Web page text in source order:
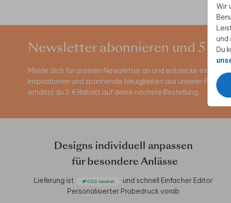
Wir
und
Du
Newsletter abonnieren und 5 €
Melde dich für unseren Newsletter an und entdecke
Inspirationen und spannende Neuigkeiten aus unserer
erhältst du 5 € Rabatt auf deine nächste Bestellung.
Designs individuell anpassen
für besondere Anlässe
Lieferung ist und schnell Einfacher Editor
Personalisierter Probedruck vorab